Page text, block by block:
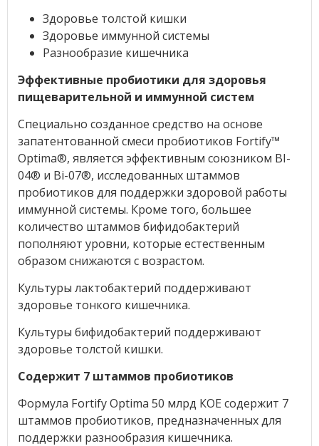
Здоровье толстой кишки
Здоровье иммунной системы
Разнообразие кишечника
Эффективные пробиотики для здоровья
пищеварительной и иммунной систем
Специально созданное средство на основе
запатентованной смеси пробиотиков Fortify™
Optima®, является эффективным союзником BI-
04® и Bi-07®, исследованных штаммов
пробиотиков для поддержки здоровой работы
иммунной системы. Кроме того, большее
количество штаммов бифидобактерий
пополняют уровни, которые естественным
образом снижаются с возрастом.
Культуры лактобактерий поддерживают
здоровье тонкого кишечника.
Культуры бифидобактерий поддерживают
здоровье толстой кишки.
Содержит 7 штаммов пробиотиков
Формула Fortify Optima 50 млрд КОЕ содержит 7
штаммов пробиотиков, предназначенных для
поддержки разнообразия кишечника.